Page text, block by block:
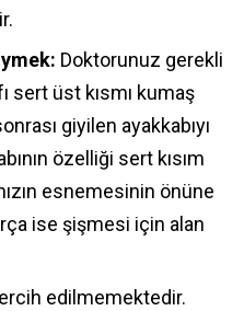
Doktorunuz gerekli
sert üst kısmı kumaş
giyilen ayakkabıyı
özelliği sert kısım
esnemesinin önüne
ise şişmesi için alan
edilmemektedir.